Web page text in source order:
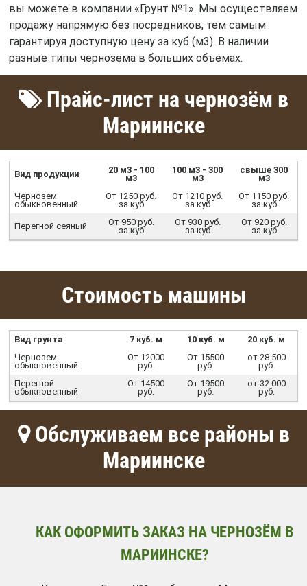
вы можете в компании «Грунт №1». Мы осуществляем
продажу напрямую без посредников, тем самым
гарантируя доступную цену за куб (м3). В наличии
разные типы чернозема в больших объемах.
Прайс-лист на чернозём в
Мариинске
Вид продукции
20 м3 - 100
м3
100 м3 - 300
м3
свыше 300
м3
Чернозем
обыкновенный
От 1250 руб.
за куб
От 1210 руб.
за куб
От 1150 руб.
за куб
Перегной сеяный
От 950 руб.
за куб
От 930 руб.
за куб
От 920 руб.
за куб
Стоимость машины
Вид грунта 7 куб. м 10 куб. м
20 куб. м
Чернозем
обыкновенный
От 12000
руб.
От 15500
руб.
от 28 500
руб.
Перегной
обыкновенный
От 14500
руб.
От 19500
руб.
от 32 000
руб.
Обслуживаем все районы в
Мариинске
КАК ОФОРМИТЬ ЗАКАЗ НА ЧЕРНОЗЁМ В
МАРИИНСКЕ?